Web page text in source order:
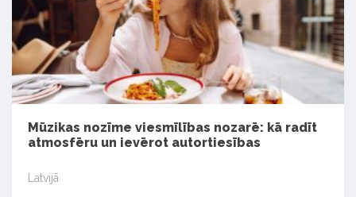
Mūzikas nozīme viesmīlības nozarē: kā radīt
atmosfēru un ievērot autortiesības
Latvijā